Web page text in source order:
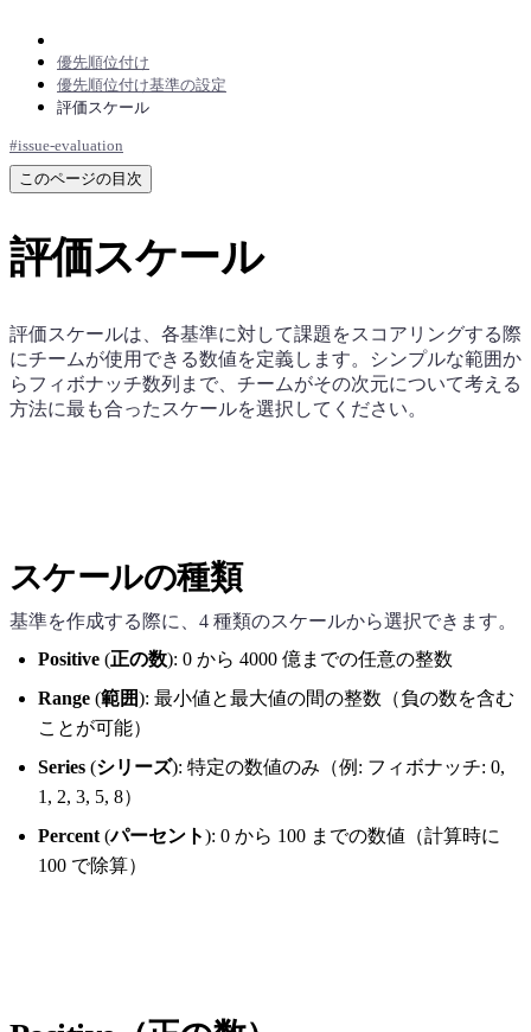
優先順位付け
優先順位付け基準の設定
評価スケール
#issue-evaluation
このページの目次
評価スケール
評価スケールは、各基準に対して課題をスコアリングする際
にチームが使用できる数値を定義します。シンプルな範囲か
らフィボナッチ数列まで、チームがその次元について考える
方法に最も合ったスケールを選択してください。
スケールの種類
基準を作成する際に、4 種類のスケールから選択できます。
Positive (正の数): 0 から 4000 億までの任意の整数
Range (範囲): 最小値と最大値の間の整数（負の数を含む
ことが可能）
Series (シリーズ): 特定の数値のみ（例: フィボナッチ: 0,
1, 2, 3, 5, 8）
Percent (パーセント): 0 から 100 までの数値（計算時に
100 で除算）